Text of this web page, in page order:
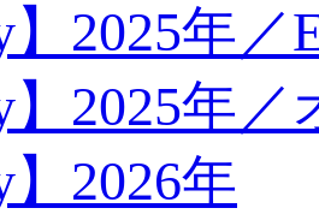
】2025年／
】2025年
】2026年